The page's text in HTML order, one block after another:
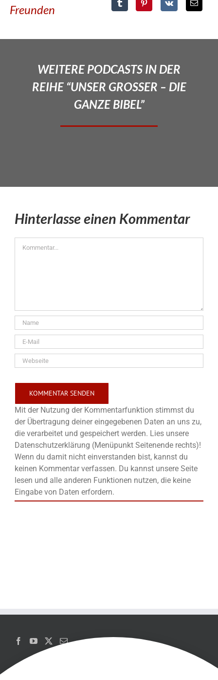
Freunden
WEITERE PODCASTS IN DER
REIHE “UNSER GROSSER – DIE
GANZE BIBEL”
Hinterlasse einen Kommentar
Mit der Nutzung der Kommentarfunktion stimmst du
der Übertragung deiner eingegebenen Daten an uns zu,
die verarbeitet und gespeichert werden. Lies unsere
Datenschutzerklärung (Menüpunkt Seitenende rechts)!
Wenn du damit nicht einverstanden bist, kannst du
keinen Kommentar verfassen. Du kannst unsere Seite
lesen und alle anderen Funktionen nutzen, die keine
Eingabe von Daten erfordern.